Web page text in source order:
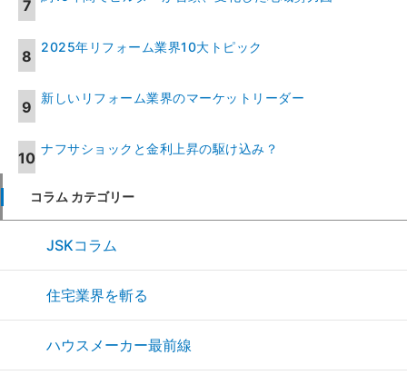
2025年リフォーム業界10大トピック
新しいリフォーム業界のマーケットリーダー
ナフサショックと金利上昇の駆け込み？
コラム カテゴリー
JSKコラム
住宅業界を斬る
ハウスメーカー最前線